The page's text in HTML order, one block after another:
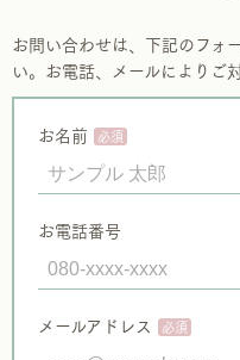
お問い合わせは、下記のフォ
い。お電話、メールによりご
お名前
お電話番号
メールアドレス